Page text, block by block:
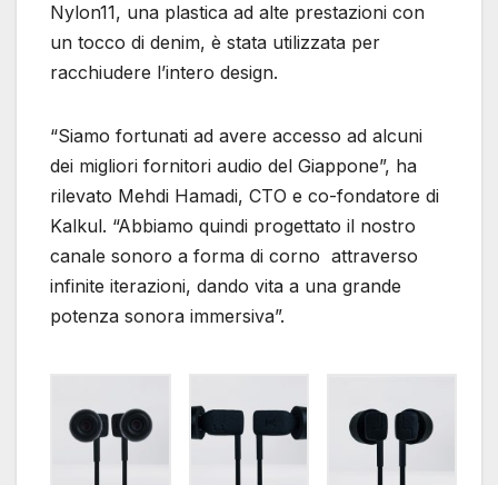
Nylon11, una plastica ad alte prestazioni con
un tocco di denim, è stata utilizzata per
racchiudere l’intero design.
“Siamo fortunati ad avere accesso ad alcuni
dei migliori fornitori audio del Giappone”, ha
rilevato Mehdi Hamadi, CTO e co-fondatore di
Kalkul. “Abbiamo quindi progettato il nostro
canale sonoro a forma di corno attraverso
infinite iterazioni, dando vita a una grande
potenza sonora immersiva”.